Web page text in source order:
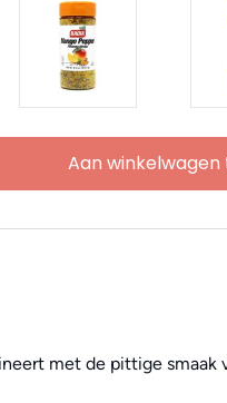
Aan
met de pittige smaak